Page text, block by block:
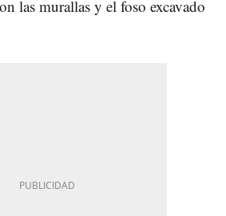
las murallas y el foso excavado